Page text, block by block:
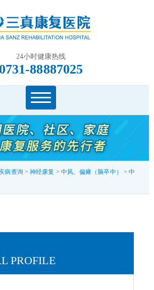
24小时健康热线
0731-88887025
病查询 >神经康复 > 中风、偏瘫（脑卒中） >中
PROFILE